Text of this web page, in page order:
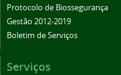
Protocolo de Biossegurança
Gestão 2012-2019
Boletim de Serviços
Serviços